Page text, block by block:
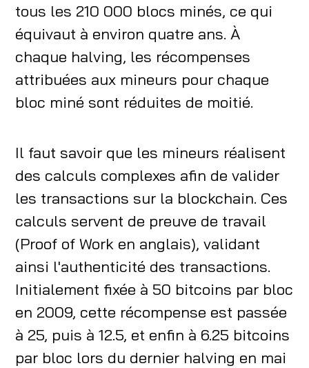
tous les 210 000 blocs minés, ce qui
équivaut à environ quatre ans. À
chaque halving, les récompenses
attribuées aux mineurs pour chaque
bloc miné sont réduites de moitié.
Il faut savoir que les mineurs réalisent
des calculs complexes afin de valider
les transactions sur la blockchain. Ces
calculs servent de preuve de travail
(Proof of Work en anglais), validant
ainsi l'authenticité des transactions.
Initialement fixée à 50 bitcoins par bloc
en 2009, cette récompense est passée
à 25, puis à 12.5, et enfin à 6.25 bitcoins
par bloc lors du dernier halving en mai